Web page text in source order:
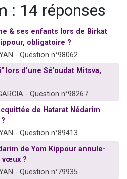
: 14 réponses
& ses enfants lors de Birkat
obligatoire ?
- Question n°98062
lors d'une Sé'oudat Mitsva,
- Question n°98267
de Hatarat Nédarim
- Question n°89413
de Yom Kippour annule-
vœux ?
- Question n°79935